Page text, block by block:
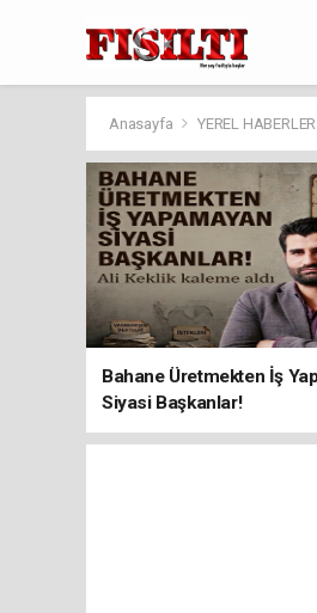
Anasayfa YEREL HABERLER
Bahane Üretmekten İş
Siyasi Başkanlar!